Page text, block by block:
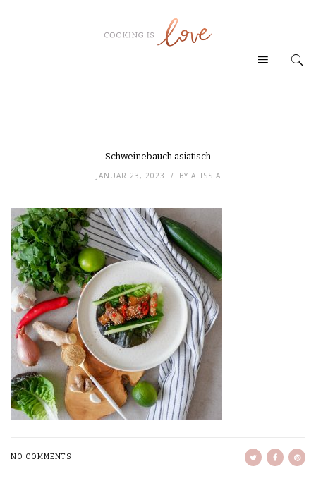
Schweinebauch asiatisch
JANUAR 23, 2023 BY ALISSIA
NO COMMENTS